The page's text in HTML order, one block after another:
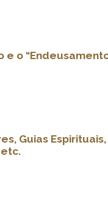
e o
Guias Espirituais,